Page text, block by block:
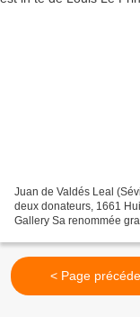
Juan de Valdés Leal
deux donateurs, 1661
Gallery Sa renommée
< Page